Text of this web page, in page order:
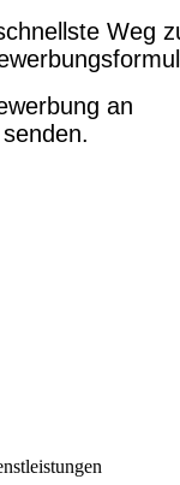
Weg
an
senden.